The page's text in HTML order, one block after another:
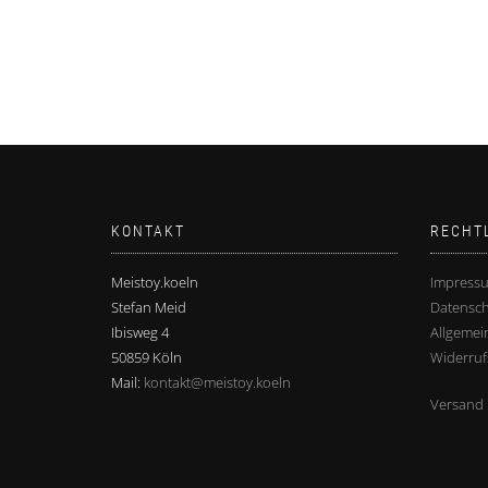
KONTAKT
Meistoy.koeln
Stefan Meid
Ibisweg 4
50859 Köln
Mail: kontakt@meistoy.koeln
Versand